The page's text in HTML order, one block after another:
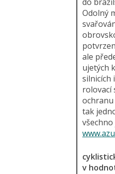
Odolný
ale
ujetých
silnicích
rolovací
tak
v